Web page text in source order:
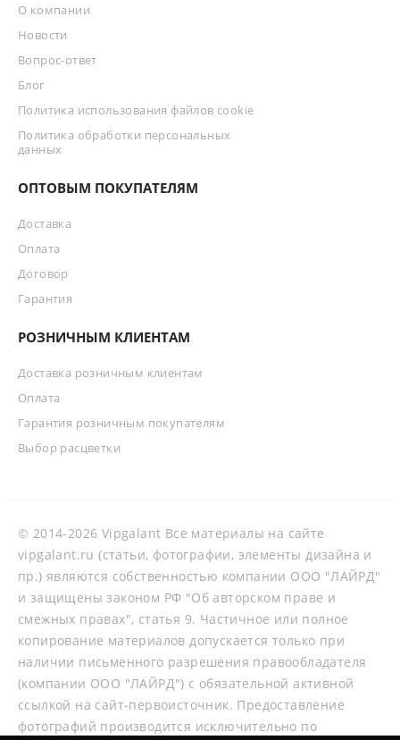
О компании
Новости
Вопрос-ответ
Блог
Политика использования файлов cookie
Политика обработки персональных
данных
ОПТОВЫМ ПОКУПАТЕЛЯМ
Доставка
Оплата
Договор
Гарантия
РОЗНИЧНЫМ КЛИЕНТАМ
Доставка розничным клиентам
Оплата
Гарантия розничным покупателям
Выбор расцветки
© 2014-2026 Vipgalant Все материалы на сайте
vipgalant.ru (статьи, фотографии, элементы дизайна и
пр.) являются собственностью компании ООО "ЛАЙРД"
и защищены законом РФ "Об авторском праве и
смежных правах", статья 9. Частичное или полное
копирование материалов допускается только при
наличии письменного разрешения правообладателя
(компании ООО "ЛАЙРД") с обязательной активной
ссылкой на сайт-первоисточник. Предоставление
фотографий производится исключительно по